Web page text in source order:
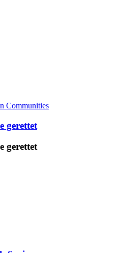
Communities
gerettet
gerettet